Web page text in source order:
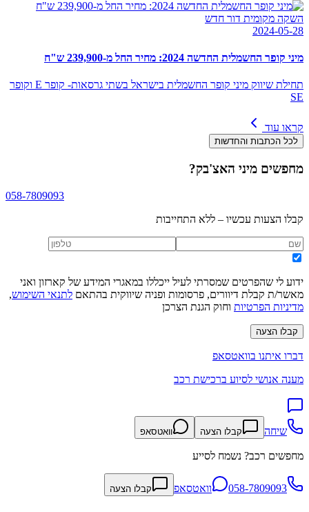
השקה מקומית דור חדש
2024-05-28
מיני קופר החשמלית החדשה 2024: מחיר החל מ-239,900 ש"ח
תחילת שיווק מיני קופר החשמלית בישראל בשתי גרסאות- קופר E וקופר
SE
קראו עוד
לכל הכתבות והחדשות
מחפשים מיני האצ'בק?
058-7809093
קבלו הצעות עכשיו – ללא התחייבות
ידוע לי שהפרטים שמסרתי לעיל ייכללו במאגרי המידע של קארזון ואני
מאשר/ת קבלת דיוורים, פרסומות ופניה שיווקית בהתאם לתנאי השימוש,
מדיניות הפרטיות וחוק הגנת הצרכן
קבלו הצעה
דברו איתנו בוואטסאפ
מענה אנושי לסיוע ברכישת רכב
שיחה קבלו הצעה וואטסאפ
מחפשים רכב? נשמח לסייע
058-7809093 וואטסאפ קבלו הצעה